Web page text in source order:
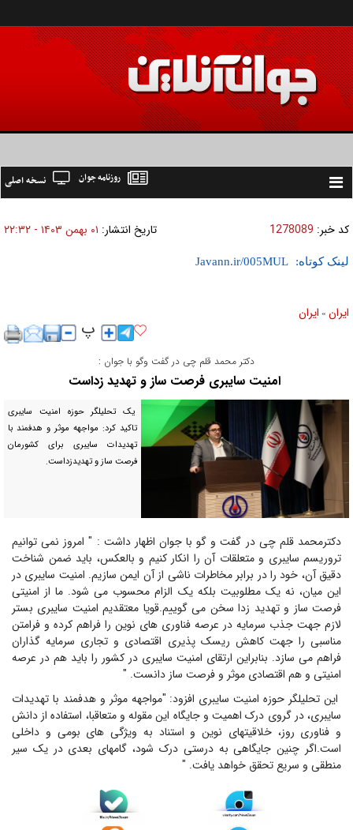
Toggle
نسخه اصلی روزنامه جوان
کد خبر: 1278089 تاریخ انتشار: ۰۱ بهمن ۱۴۰۳ - ۲۲:۳۲
لینک کوتاه:
ايران » ايران
دکتر محمد قلم چی در گفت وگو با جوان :
امنیت سایبری فرصت ساز و تهدید زداست
یک تحلیلگر حوزه امنیت سایبری
تاکید کرد: مواجهه موثر و هدفمند با
تهدیدات سایبری برای کشورمان
فرصت ساز و تهدیدزداست.
دکترمحمد قلم چی در گفت و گو با جوان اظهار داشت : " امروز نمی توانیم
تروریسم سایبری و متعلقات آن را انکار کنیم و بالعکس، باید ضمن شناخت
دقیق آن، خود را در برابر مخاطرات ناشی از آن ایمن سازیم. امنیت سایبری در
این میان، نه یک مطلوبیت بلکه یک الزام محسوب می شود. ما از امنیتی
فرصت ساز و تهدید زدا سخن می گوییم.قویا معتقدیم امنیت سایبری بستر
لازم جهت جذب سرمایه در عرصه فناوری های نوین را فراهم کرده و فرامتن
مناسبی را جهت کاهش ریسک پذیری اقتصادی و تجاری سرمایه گذاران
فراهم می سازد. بنابراین ارتقای امنیت سایبری در کشور را باید هم در عرصه
امنیتی و هم اقتصادی موثر و فرصت ساز دانست. "
این تحلیلگر حوزه امنیت سایبری افزود: "مواجهه موثر و هدفمند با تهدیدات
سایبری، در گروی درک اهمیت و جایگاه این مقوله و متعاقبا، استفاده از دانش
و فناوری روز، خلاقیتهای نوین و استناد به ویژگی های بومی و داخلی
است.اگر چنین جایگاهی به درستی درک شود، گامهای بعدی در یک سیر
منطقی و سریع تحقق خواهد یافت. "